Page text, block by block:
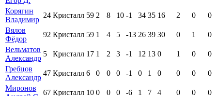
Корягин
Владимир
24 Кристалл 59 2 8 10 -1 34 35 16 2 0
0
Вялов
Фёдор
92 Кристалл 59 1 4 5 -13 26 39 30 0 1
0
Вельматов
Александр
5 Кристалл 17 1 2 3 -1 12 13 0 1 0
0
Гребцов
Александр
47 Кристалл 6 0 0 0 -1 0 1 0 0 0
0
Миронов
67 Кристалл 10 0 0 0 -6 1 7 4 0 0
0